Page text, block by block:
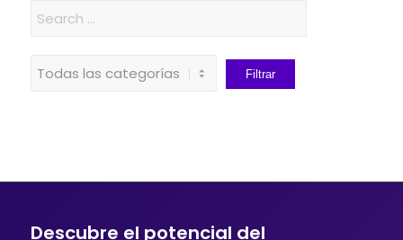
Descubre el potencial del